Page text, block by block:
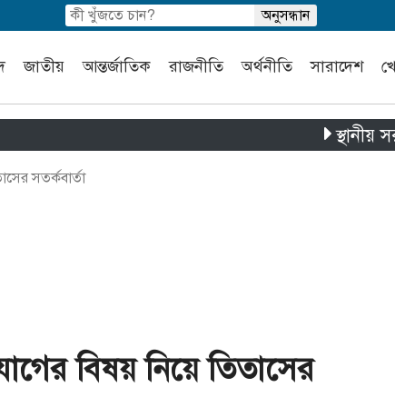
জাতীয় আন্তর্জাতিক রাজনীতি অর্থনীতি সারাদেশ
স্থানীয় সরকার
সতর্কবার্তা
বিষয় নিয়ে তিতাসের